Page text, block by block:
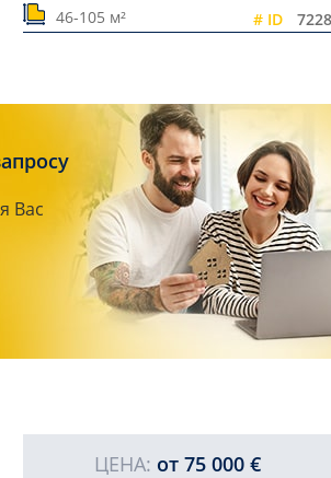
46-105 м²
# ID 7228
Вас
ЦЕНА: от 75 000 €